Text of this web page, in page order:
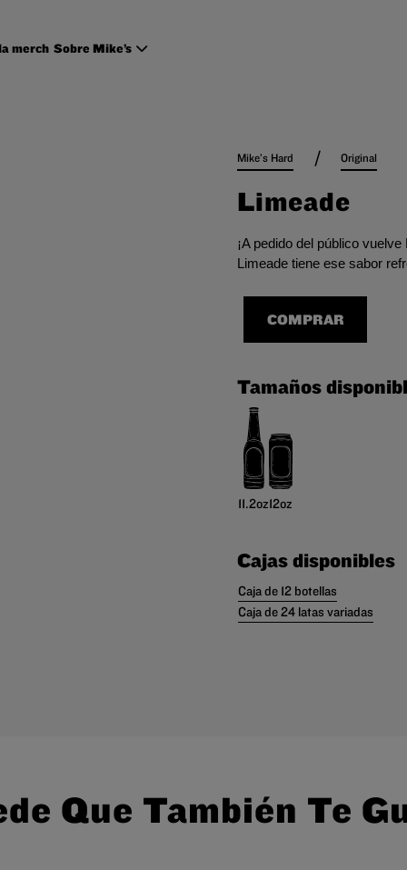
merch Sobre Mike’s
Mike’s Hard / Original
Limeade
¡A pedido del público
Limeade tiene ese sabor
COMPRAR
Tamaños
11.2oz12oz
Cajas disponibles
Caja de 12 botellas
Caja de 24 latas variadas
Que También Te